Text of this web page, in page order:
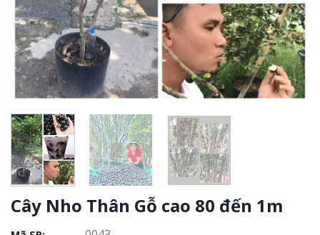
Cây Nho Thân Gỗ cao 80 đến 1m